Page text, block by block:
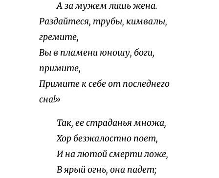
А за мужем лишь жена.
Раздайтеся, трубы, кимвалы,
гремите,
Вы в пламени юношу, боги,
примите,
Примите к себе от последнего
сна!»
Так, ее страданья множа,
Хор безжалостно поет,
И на лютой смерти ложе,
В ярый огнь, она падет;